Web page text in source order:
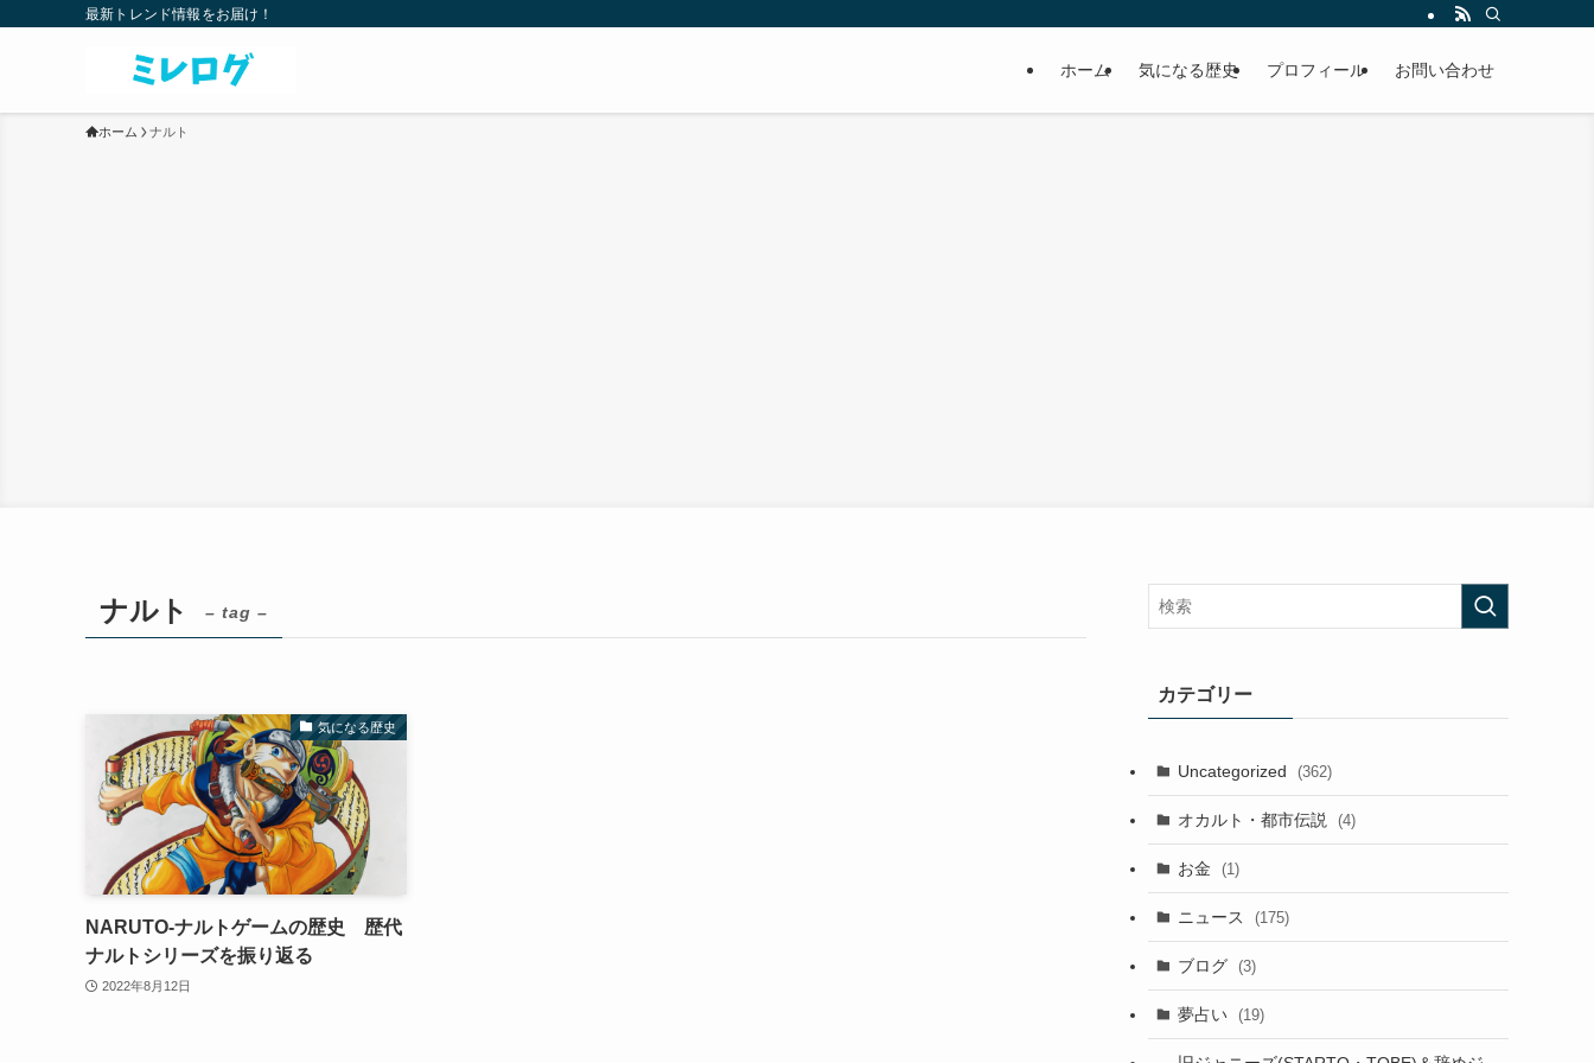
最新トレンド情報をお届け！
ホーム 気になる歴史 プロフィール お問い合わせ
ホーム ナルト
ナルト – tag –
気になる歴史
NARUTO-ナルトゲームの歴史 歴代
ナルトシリーズを振り返る
2022年8月12日
カテゴリー
Uncategorized (362)
オカルト・都市伝説 (4)
お金 (1)
ニュース (175)
ブログ (3)
夢占い (19)